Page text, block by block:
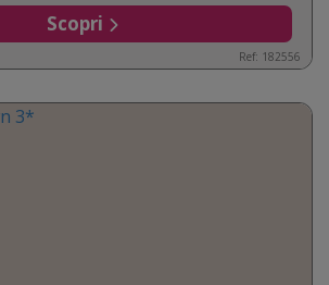
Scopri
Ref: 182556